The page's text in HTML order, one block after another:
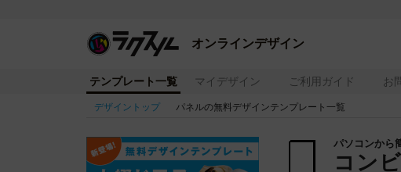
オンラインデザイン
テンプレート一覧 マイデザイン ご利用ガイド お
デザイントップ パネルの無料デザインテンプレート一覧
パソコンから
コン